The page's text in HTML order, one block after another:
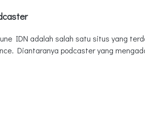
IDN adalah salah satu situs yang
Diantaranya podcaster yang